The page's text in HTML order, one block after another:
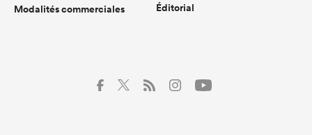
Modalités commerciales Éditorial